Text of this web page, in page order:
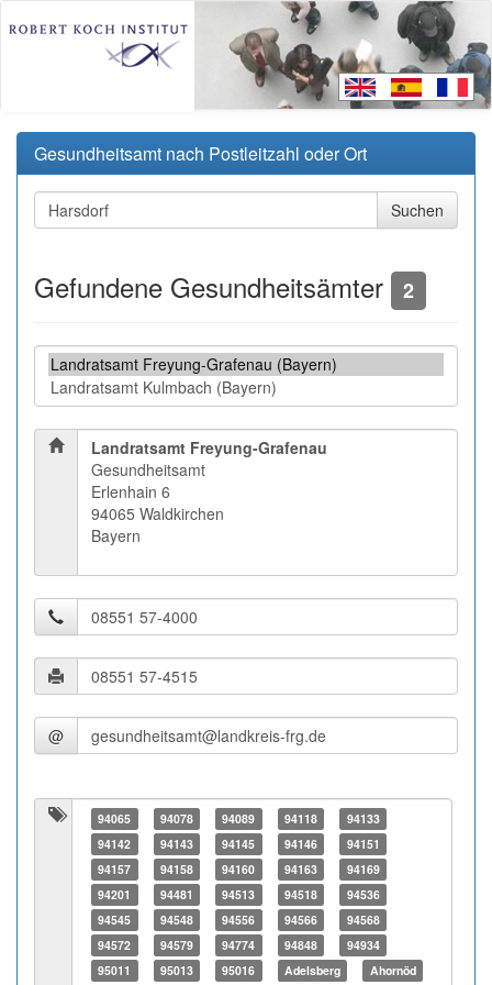
Gesundheitsamt nach Postleitzahl oder Ort
Gefundene Gesundheitsämter 2
Landratsamt Freyung-Grafenau
Gesundheitsamt
Erlenhain 6
94065 Waldkirchen
Bayern
@
94065 94078 94089 94118
94133
94142
94143 94145 94146
94151
94157
94158 94160 94163
94169
94201
94481 94513 94518
94536
94545
94548 94556 94566
94568
94572
94579 94774 94848
94934
95011
95013 95016 Adelsberg Ahornöd